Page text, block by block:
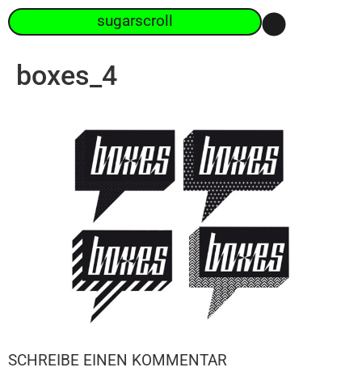
sugarscroll
boxes_4
SCHREIBE EINEN KOMMENTAR